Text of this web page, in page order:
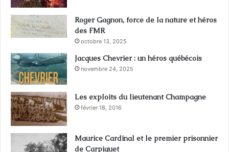
Roger Gagnon, force de la nature et héros
des FMR
octobre 13, 2025
Jacques Chevrier : un héros québécois
novembre 24, 2025
Les exploits du lieutenant Champagne
février 18, 2016
Maurice Cardinal et le premier prisonnier
de Carpiquet